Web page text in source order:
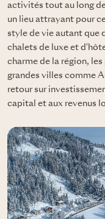
activités tout au long
un lieu attrayant pour
style de vie autant que
chalets de luxe et
charme de la région,
grandes villes comme
retour sur
capital et aux revenus